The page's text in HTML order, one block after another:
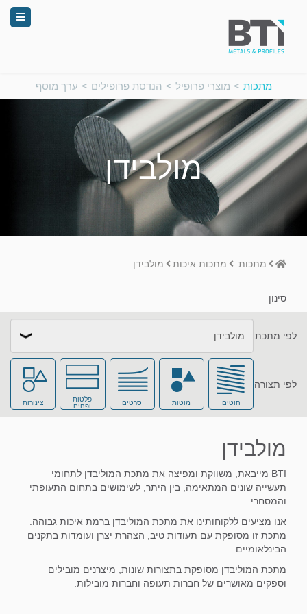
מתכות > מוצרי פרופיל > הנדסת פרופילים > ערך מוסף
מולבידן
Homeמתכות מתכות איכות מולבידן
סינון
לפי מתכת
כל המתכות אלומיניום
אלומיניום ברונזה
בריליום קופר
טיטניום
לפי תצורה
חוטים מוטות סרטים
פלטות
ופחים
צינורות
מולבידן
BTI מייבאת, משווקת ומפיצה את מתכת המוליבדן לתחומי
תעשייה שונים המתאימה, בין היתר, לשימושים בתחום התעופתי
והמסחרי.
אנו מציעים ללקוחותינו את מתכת המוליבדן ברמת איכות גבוהה.
מתכת זו מסופקת עם תעודות טיב, הצהרת יצרן ועומדות בתקנים
הבינלאומיים.
מתכת המוליבדן מסופקת בתצורות שונות, מיצרנים מובילים
וספקים מאושרים של חברות תעופה וחברות מובילות.